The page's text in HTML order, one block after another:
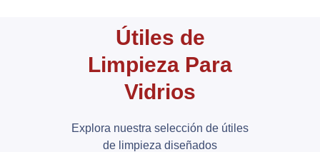
Útiles de
Limpieza Para
Vidrios
Explora nuestra selección de útiles
de limpieza diseñados